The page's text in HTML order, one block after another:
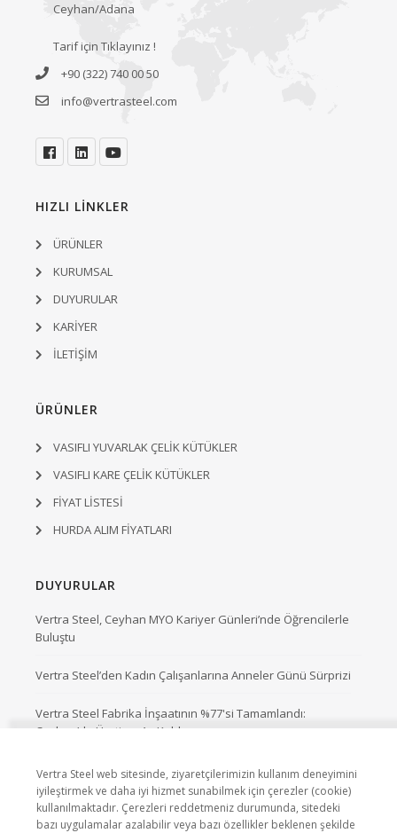
Ceyhan/Adana
Tarif için Tıklayınız !
+90 (322) 740 00 50
info@vertrasteel.com
HIZLI LİNKLER
ÜRÜNLER
KURUMSAL
DUYURULAR
KARİYER
İLETİŞİM
ÜRÜNLER
VASIFLI YUVARLAK ÇELİK KÜTÜKLER
VASIFLI KARE ÇELİK KÜTÜKLER
FİYAT LİSTESİ
HURDA ALIM FİYATLARI
DUYURULAR
Vertra Steel, Ceyhan MYO Kariyer Günleri’nde Öğrencilerle
Buluştu
Vertra Steel’den Kadın Çalışanlarına Anneler Günü Sürprizi
Vertra Steel Fabrika İnşaatının %77'si Tamamlandı:
Ceyhan’da Üretime Az Kaldı.
Vertra Steel web sitesinde, ziyaretçilerimizin kullanım deneyimini
iyileştirmek ve daha iyi hizmet sunabilmek için çerezler (cookie)
kullanılmaktadır. Çerezleri reddetmeniz durumunda, sitedeki
bazı uygulamalar azalabilir veya bazı özellikler beklenen şekilde